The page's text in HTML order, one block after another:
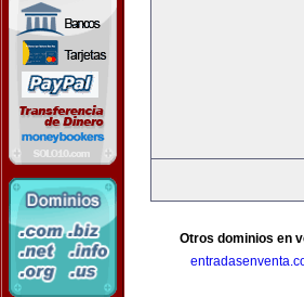
Otros dominios en